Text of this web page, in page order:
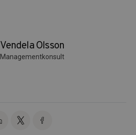
Vendela Olsson
Managementkonsult